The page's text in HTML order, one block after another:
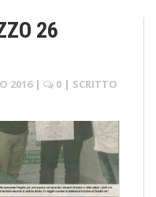
26
2016 | 0 | SCRITTO